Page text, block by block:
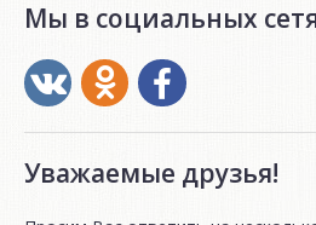
Мы в социальных
Уважаемые друзья!